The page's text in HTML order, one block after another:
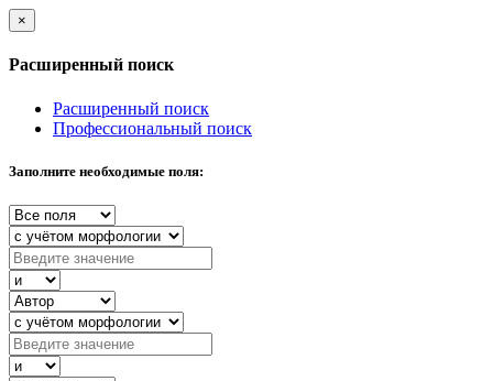
×
Расширенный поиск
Расширенный поиск
Профессиональный поиск
Заполните необходимые поля: